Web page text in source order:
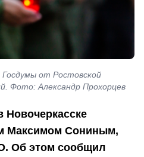
от Ростовской
Фото: Александр Прохорцев
Новочеркасске
Максимом Сониным,
Об этом сообщил